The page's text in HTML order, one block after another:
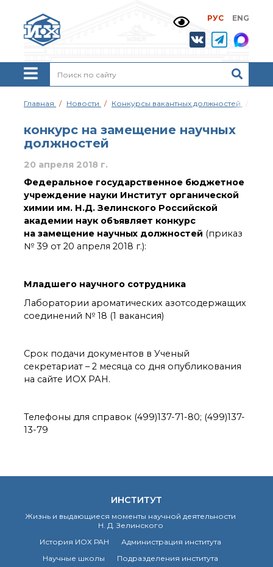
РУС ENG
Жизнь и выдающиеся
моменты научной
деятельности
Н. Д. Зелинского
История ИОХ РАН
Администрация
Научные школы
Подразделения
института
Ученый совет ИОХ
РАН
Диссертационные
советы
Совет молодых ученых
ИОХ РАН
Центр коллективного
РАН (ЦКП ИОХ РАН)
Библиотека
Инфоресурсы
Контакты
направления
деятельности
по органической
в химии
технологии
Электронная
Главная Новости Конкурсы вакантных должностей
конкурс на замещение научных
должностей
20 апреля 2018 г.
Федеральное государственное бюджетное
учреждение науки Институт органической
химии им. Н.Д. Зелинского Российской
академии наук объявляет конкурс
на замещение научных должностей (приказ
№ 39 от 20 апреля 2018 г.):
Младшего научного сотрудника
Лаборатории ароматических азотсодержащих
соединений № 18 (1 вакансия)
Срок подачи документов в Ученый
секретариат – 2 месяца со дня опубликования
на сайте ИОХ РАН.
Телефоны для справок (499)137-71-80; (499)137-
13-79
ИНСТИТУТ
Жизнь и выдающиеся моменты научной деятельности
Н. Д. Зелинского
История ИОХ РАН
Администрация института
Научные школы
Подразделения института